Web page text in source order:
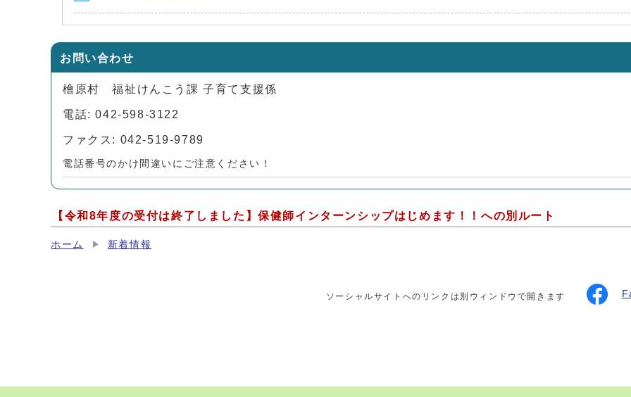
お問い合わせ
檜原村 福祉けんこう課 子育て支援係
電話: 042-598-3122
ファクス: 042-519-9789
電話番号のかけ間違いにご注意ください！
【令和8年度の受付は終了しました】保健師インターンシップはじめます！！への別ルート
ホーム 新着情報
ソーシャルサイトへのリンクは別ウィンドウで開きます